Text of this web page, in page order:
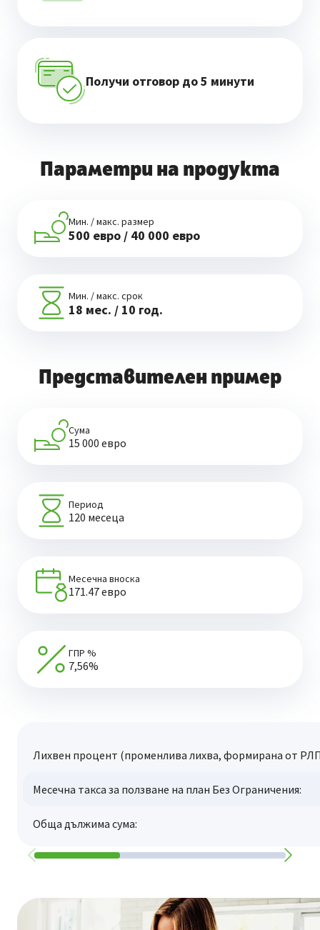
Получи отговор до 5 минути
Параметри на продукта
Мин. / макс. размер
500 евро / 40 000 евро
Мин. / макс. срок
18 мес. / 10 год.
Представителен пример
Сума
15 000 евро
Период
120 месеца
Месечна вноска
171.47 евро
ГПР %
7,56%
Лихвен процент (променлива лихва, формирана от
Месечна такса за ползване на план Без Ограничения:
Обща дължима сума: